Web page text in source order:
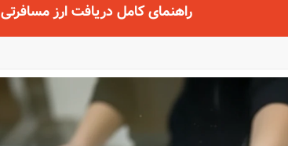
راهنمای کامل دریافت ارز مسافرتی 1405